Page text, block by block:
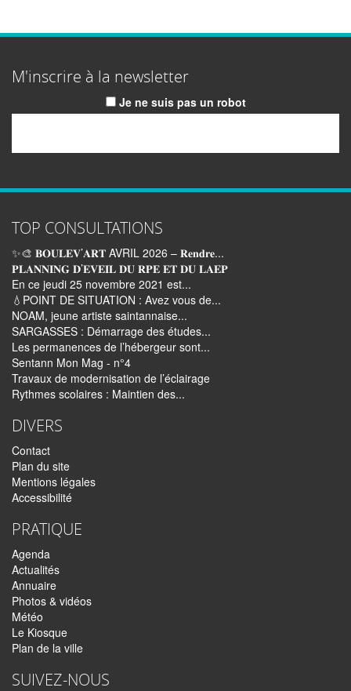
M'inscrire à la newsletter
Je ne suis pas un robot
TOP CONSULTATIONS
✨🎨 𝐁𝐎𝐔𝐋𝐄𝐕’𝐀𝐑𝐓 AVRIL 2026 – 𝐑𝐞𝐧𝐝𝐫𝐞...
𝐏𝐋𝐀𝐍𝐍𝐈𝐍𝐆 𝐃’𝐄𝐕𝐄𝐈𝐋 𝐃𝐔 𝐑𝐏𝐄 𝐄𝐓 𝐃𝐔 𝐋𝐀𝐄𝐏
En ce jeudi 25 novembre 2021 est...
💧POINT DE SITUATION : Avez vous de...
NOAM, jeune artiste saintannaise...
SARGASSES : Démarrage des études...
Les permanences de l’hébergeur sont...
Sentann Mon Mag - n°4
Travaux de modernisation de l’éclairage
Rythmes scolaires : Maintien des...
DIVERS
Contact
Plan du site
Mentions légales
Accessibilité
PRATIQUE
Agenda
Actualités
Annuaire
Photos & vidéos
Météo
Le Kiosque
Plan de la ville
SUIVEZ-NOUS